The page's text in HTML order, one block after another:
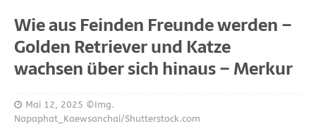
Wie aus Feinden Freunde werden –
Golden Retriever und Katze
wachsen über sich hinaus – Merkur
Mai 12, 2025 ©Img.
Napaphat_Kaewsanchai/Shutterstock.com